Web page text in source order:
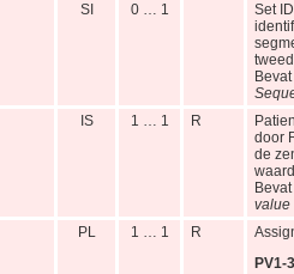
SI 0 … 1
Set
Bevat
IS 1 … 1 R
door
de
Bevat
value
PL 1 … 1 R
PV1-